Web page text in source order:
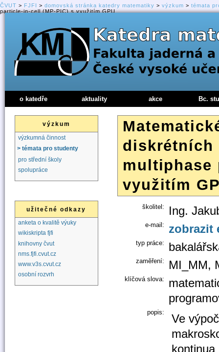
ČVUT > FJFI > domovská stránka katedry matematiky > výzkum > témata
particle-in-cell (MP-PIC) s využitím GPU
diskrétních
multiphase
využitím
školitel: Ing.
e-mail: zobrazit
typ práce:
zaměření: MI_MM,
klíčová slova:
popis:
Ve
o katedře aktuality akce Bc.
výzkum
výzkumná činnost
> témata pro studenty
pro střední školy
spolupráce
užitečné odkazy
anketa o kvalitě výuky
wikiskripta fjfi
knihovny čvut
nms.fjfi.cvut.cz
www.v3s.cvut.cz
osobní rozvrh